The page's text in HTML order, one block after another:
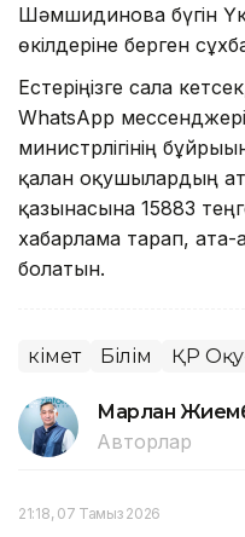
Шәмшидинова бүгін
өкілдеріне берген
Естеріңізге сала
WhatsApp
министрлігінің
қалған оқушылардың
қазынасына 15883
хабарлама тарап, ата-
болатын.
Үкімет Білім ҚР
Марлан
Авторлар
21:18, 07 Тамыз 2026